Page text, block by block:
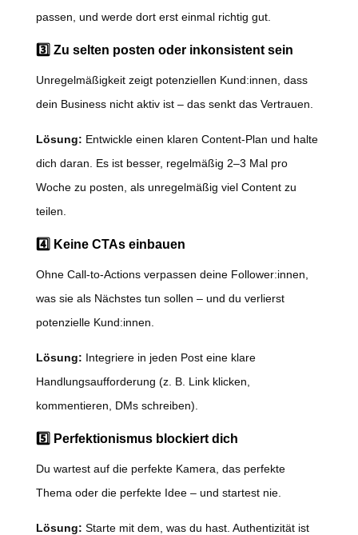
passen, und werde dort erst einmal richtig gut.
3️⃣ Zu selten posten oder inkonsistent sein
Unregelmäßigkeit zeigt potenziellen Kund:innen, dass
dein Business nicht aktiv ist – das senkt das Vertrauen.
Lösung: Entwickle einen klaren Content-Plan und halte
dich daran. Es ist besser, regelmäßig 2–3 Mal pro
Woche zu posten, als unregelmäßig viel Content zu
teilen.
4️⃣ Keine CTAs einbauen
Ohne Call-to-Actions verpassen deine Follower:innen,
was sie als Nächstes tun sollen – und du verlierst
potenzielle Kund:innen.
Lösung: Integriere in jeden Post eine klare
Handlungsaufforderung (z. B. Link klicken,
kommentieren, DMs schreiben).
5️⃣ Perfektionismus blockiert dich
Du wartest auf die perfekte Kamera, das perfekte
Thema oder die perfekte Idee – und startest nie.
Lösung: Starte mit dem, was du hast. Authentizität ist